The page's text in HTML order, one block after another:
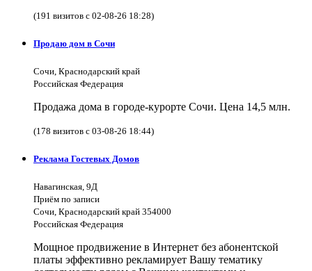
(191 визитов с 02-08-26 18:28)
Продаю дом в Сочи
Сочи, Краснодарский край
Российская Федерация
Продажа дома в городе-курорте Сочи. Цена 14,5 млн.
(178 визитов с 03-08-26 18:44)
Реклама Гостевых Домов
Навагинская, 9Д
Приём по записи
Сочи, Краснодарский край 354000
Российская Федерация
Мощное продвижение в Интернет без абонентской
платы эффективно рекламирует Вашу тематику